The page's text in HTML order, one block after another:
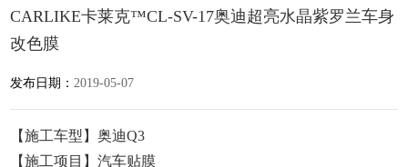
CARLIKE卡莱克™CL-SV-17奥迪超亮水晶紫罗兰车身
改色膜
发布日期： 2019-05-07
【施工车型】奥迪Q3
【施工项目】汽车贴膜